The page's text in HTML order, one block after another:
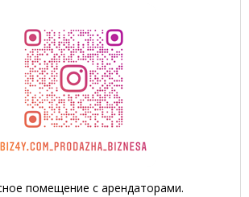
помещение с арендаторами.